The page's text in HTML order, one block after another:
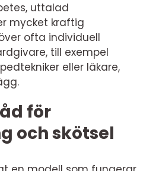
uttalad
mycket kraftig
ofta individuell
till exempel
eller läkare,
för
och skötsel